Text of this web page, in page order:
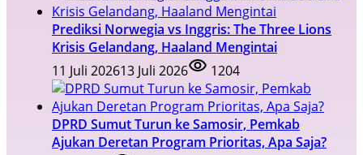
Prediksi Norwegia vs Inggris: The Three Lions
Krisis Gelandang, Haaland Mengintai
11 Juli 202613 Juli 2026 1204
DPRD Sumut Turun ke Samosir, Pemkab
Ajukan Deretan Program Prioritas, Apa Saja?